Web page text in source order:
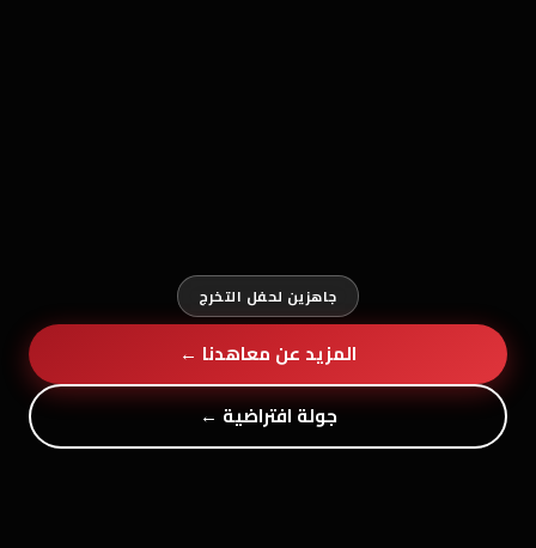
جاهزين لحفل التخرج
المزيد عن معاهدنا ←
جولة افتراضية ←